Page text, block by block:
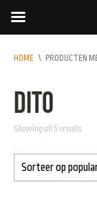
HOME \ PRODUCTEN
dito
Showing all 5 results